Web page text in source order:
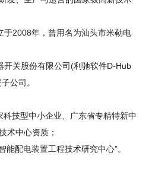
于2008年，曾用名为汕头市米勒电
开关股份有限公司(利驰软件D-Hub
公司。
科技型中小企业、广东省专精特新中
术中心资质；
能配电装置工程技术研究中心”。